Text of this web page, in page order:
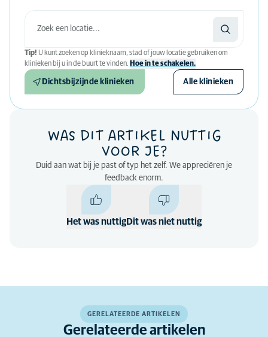
Tip! U kunt zoeken op klinieknaam, stad of jouw locatie gebruiken om
klinieken bij u in de buurt te vinden. Hoe in te schakelen.
Dichtsbijzijnde klinieken Alle klinieken
WAS DIT ARTIKEL NUTTIG
VOOR JE?
Duid aan wat bij je past of typ het zelf. We appreciëren je
feedback enorm.
Het was nuttigDit was niet nuttig
GERELATEERDE ARTIKELEN
Gerelateerde artikelen